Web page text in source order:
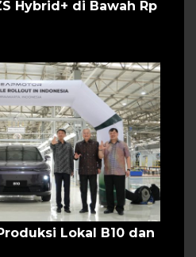
Hybrid+ di Bawah Rp
Lokal B10 dan